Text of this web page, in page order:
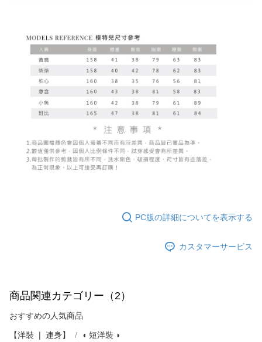
PC版の詳細についてを表示する
カスタマーサービス
商品関連カテゴリー（2）
おすすめの人気商品
【洋裝 ❘ 連身】 ◖ 短洋裝 ◗